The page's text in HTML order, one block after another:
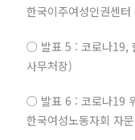
한국이주여성인권센터
○ 발표 5 : 코로나19,
사무처장)
○ 발표 6 : 코로나19
한국여성노동자회 자